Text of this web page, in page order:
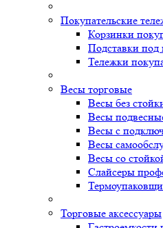
Покупательские
Корзинки
Подставки под
Тележки
Весы торговые
Весы без
Весы
Весы с
Весы
Весы со
Слайсеры
Торговые аксессуары